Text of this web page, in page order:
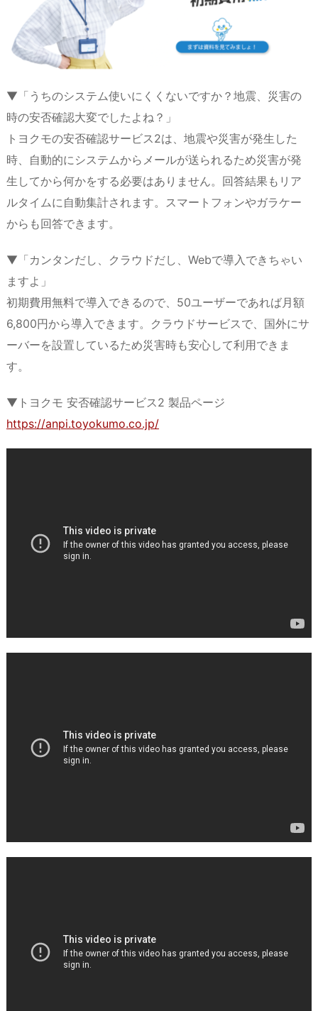
▼「うちのシステム使いにくくないですか？地震、災害の
時の安否確認大変でしたよね？」
トヨクモの安否確認サービス2は、地震や災害が発生した
時、自動的にシステムからメールが送られるため災害が発
生してから何かをする必要はありません。回答結果もリア
ルタイムに自動集計されます。スマートフォンやガラケー
からも回答できます。
▼「カンタンだし、クラウドだし、Webで導入できちゃい
ますよ」
初期費用無料で導入できるので、50ユーザーであれば月額
6,800円から導入できます。クラウドサービスで、国外にサ
ーバーを設置しているため災害時も安心して利用できま
す。
▼トヨクモ 安否確認サービス2 製品ページ
https://anpi.toyokumo.co.jp/